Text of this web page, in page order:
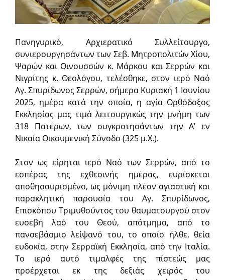
Πανηγυρικό, Αρχιερατικό Συλλείτουργο,
συνιερουργησάντων των Σεβ. Μητροπολιτών Χίου,
Ψαρών και Οινουσσών κ. Μάρκου και Σερρών και
Νιγρίτης κ. Θεολόγου, τελέσθηκε, στον ιερό Ναό
Αγ. Σπυρίδωνος Σερρών, σήμερα Κυριακή 1 Ιουνίου
2025, ημέρα κατά την οποία, η αγία Ορθόδοξος
Εκκλησίας μας τιμά λειτουργικώς την μνήμη των
318 Πατέρων, των συγκροτησάντων την Α’ εν
Νικαία Οικουμενική Σύνοδο (325 μ.Χ.).
Στον ως είρηται ιερό Ναό των Σερρών, από το
εσπέρας της εχθεσινής ημέρας, ευρίσκεται
αποθησαυρισμένο, ως μόνιμη πλέον αγιαστική και
παρακλητική παρουσία του Αγ. Σπυρίδωνος,
Επισκόπου Τριμυθούντος του θαυματουργού στον
ευσεβή λαό του Θεού, απότμημα, από το
πανσεβάσμιο λείψανό του, το οποίο ήλθε, θεία
ευδοκία, στην Σερραϊκή Εκκλησία, από την Ιταλία.
Το ιερό αυτό τιμαλφές της πίστεώς μας
προέρχεται εκ της δεξιάς χειρός του